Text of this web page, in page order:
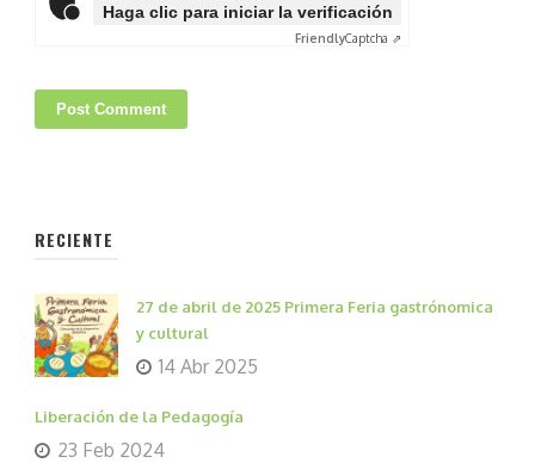
Haga clic para iniciar la verificación
FriendlyCaptcha ⇗
RECIENTE
27 de abril de 2025 Primera Feria gastrónomica
y cultural
14 Abr 2025
Liberación de la Pedagogía
23 Feb 2024